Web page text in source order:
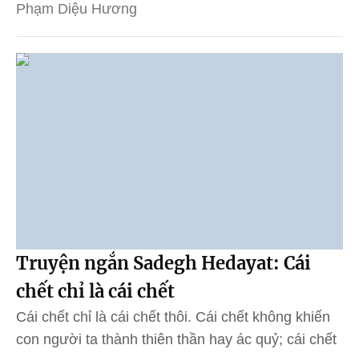
Phạm Diệu Hương
Truyện ngắn Sadegh Hedayat: Cái
chết chỉ là cái chết
Cái chết chỉ là cái chết thôi. Cái chết không khiến
con người ta thành thiên thần hay ác quỷ; cái chết